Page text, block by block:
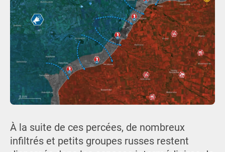
À la suite de ces percées, de nombreux
infiltrés et petits groupes russes restent